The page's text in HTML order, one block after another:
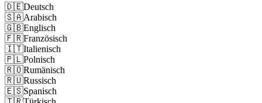
🇩🇪Deutsch
🇸🇦Arabisch
🇬🇧Englisch
🇫🇷Französisch
🇮🇹Italienisch
🇵🇱Polnisch
🇷🇴Rumänisch
🇷🇺Russisch
🇪🇸Spanisch